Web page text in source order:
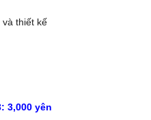
thiết kế
3,000 yên